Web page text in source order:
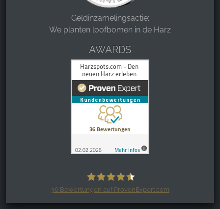
Geldinzamelingsactie:
We planten loofbomen in de Harz
AWARDS
36 Bewertungen auf ProvenExpert.com